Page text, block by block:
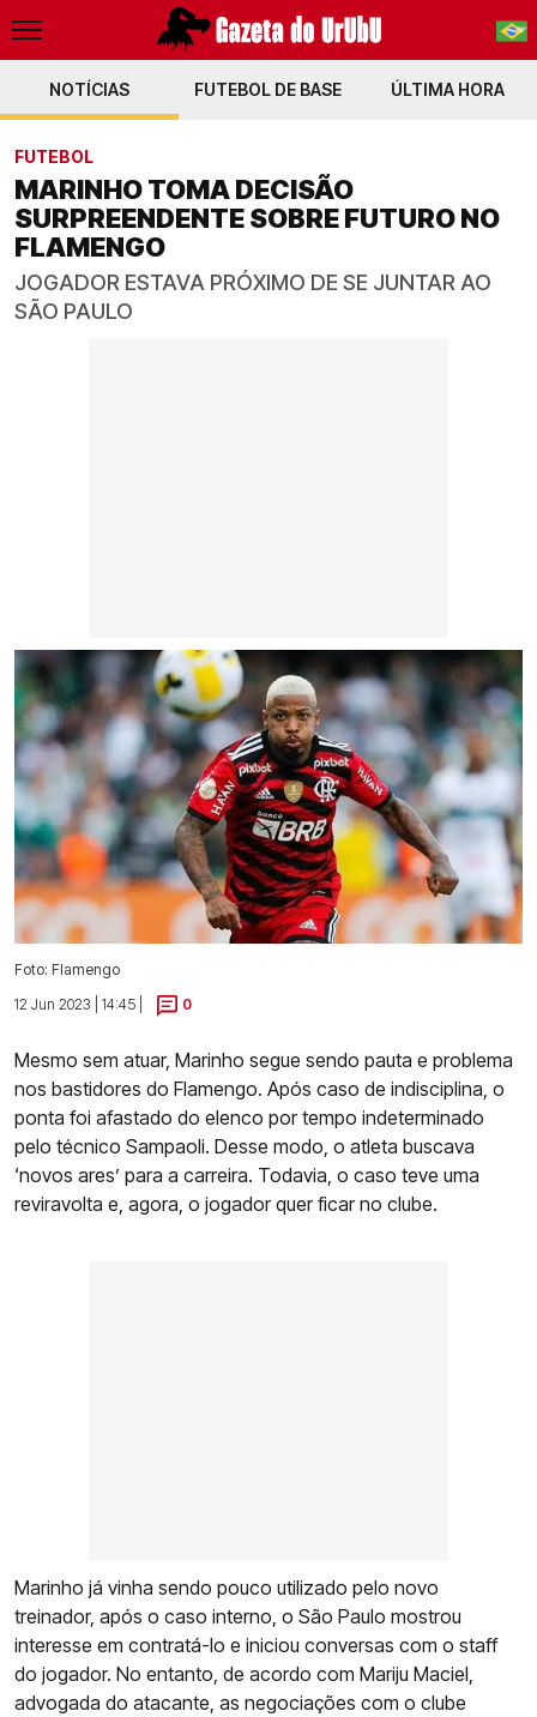
PT-BR
NOTÍCIAS FUTEBOL DE BASE ÚLTIMA HORA
FUTEBOL
MARINHO TOMA DECISÃO
SURPREENDENTE SOBRE FUTURO NO
FLAMENGO
JOGADOR ESTAVA PRÓXIMO DE SE JUNTAR AO
SÃO PAULO
Foto: Flamengo
12 Jun 2023 | 14:45 |
0
Mesmo sem atuar, Marinho segue sendo pauta e problema
nos bastidores do Flamengo. Após caso de indisciplina, o
ponta foi afastado do elenco por tempo indeterminado
pelo técnico Sampaoli. Desse modo, o atleta buscava
‘novos ares’ para a carreira. Todavia, o caso teve uma
reviravolta e, agora, o jogador quer ficar no clube.
Marinho já vinha sendo pouco utilizado pelo novo
treinador, após o caso interno, o São Paulo mostrou
interesse em contratá-lo e iniciou conversas com o staff
do jogador. No entanto, de acordo com Mariju Maciel,
advogada do atacante, as negociações com o clube